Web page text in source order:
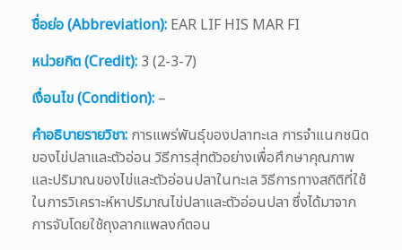
ชื่อย่อ (Abbreviation): EAR LIF HIS MAR FI
หน่วยกิต (Credit): 3 (2-3-7)
เงื่อนไข (Condition): –
คำอธิบายรายวิชา: การแพร่พันธุ์ของปลาทะเล การจำแนกชนิด
ของไข่ปลาและตัวอ่อน วิธีการสุ่ทตัวอย่างเพื่อศึกษาคุณภาพ
และปริมาณของไข่และตัวอ่อนปลาในทะเล วิธีการทางสถิติที่ใช้
ในการวิเคราะห์หาปริมาณไข่ปลาและตัวอ่อนปลา ซึ่งได้มาจาก
การจับโดยใช้ถุงลากแพลงก์ตอน